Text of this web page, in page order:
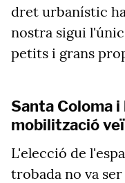
dret urbanístic
nostra sigui
petits i grans
Santa Coloma
mobilització
L'elecció de
trobada no va ser